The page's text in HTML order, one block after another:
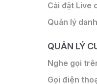
Cài đặt Live
Quản lý
QUẢN LÝ
Nghe gọi
Gọi điện